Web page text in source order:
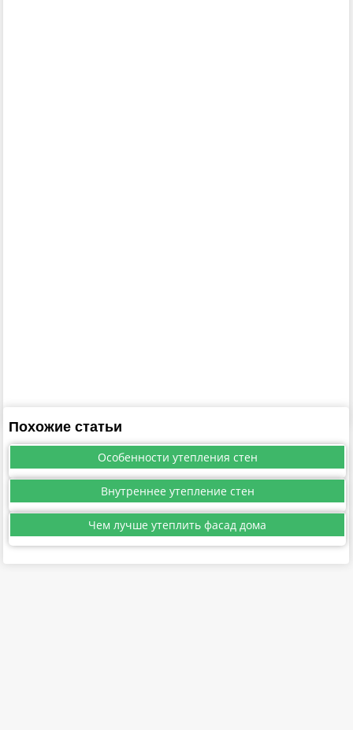
Похожие статьи
Особенности утепления стен
Внутреннее утепление стен
Чем лучше утеплить фасад дома